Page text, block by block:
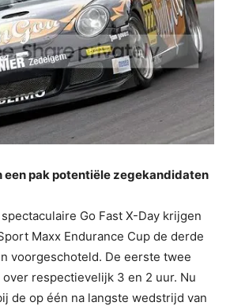
een pak potentiële zegekandidaten
Go Fast X-Day krijgen
Maxx Endurance Cup de derde
voorgeschoteld. De eerste twee
respectievelijk 3 en 2 uur. Nu
de op één na langste wedstrijd van